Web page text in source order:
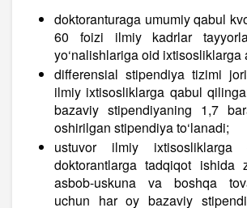
doktoranturaga umumiy qabul
60 foizi ilmiy kadrlar
yo‘nalishlariga oid ixtisosliklarga
differensial stipendiya tizimi
ilmiy ixtisosliklarga qabul
bazaviy stipendiyaning 1,7
oshirilgan stipendiya to‘lanadi;
ustuvor ilmiy ixtisosliklarga
doktorantlarga tadqiqot ishida
asbob-uskuna va boshqa
uchun har oy bazaviy